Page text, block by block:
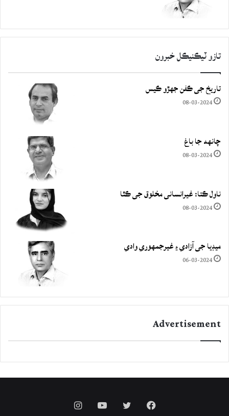
تازو ٽيڪنيڪل خبرون
تاريخ جي ڪفن جھڙو ڪيس
08-03-2024
چانهه جا باغ
08-03-2024
ناول ڪتا: غيرانساني مخلوق جي ڪٿا
08-03-2024
ميڊيا جي آزادي ۽ غيرجمھوري وادي
06-03-2024
Advertisement
Facebook
Twitter
YouTube